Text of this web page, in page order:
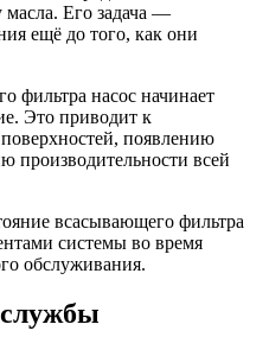
Его задача —
ещё до того, как они
фильтра насос начинает
Это приводит к
появлению
производительности всей
всасывающего фильтра
системы во время
обслуживания.